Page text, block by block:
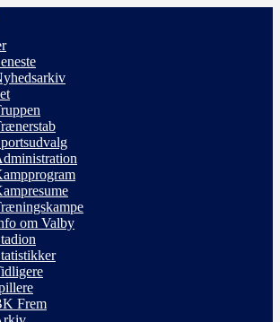
om Valby
Frem